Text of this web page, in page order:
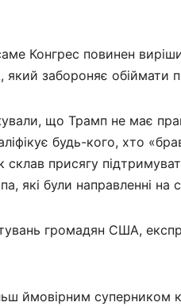
Конгрес повинен
який забороняє обіймати
що Трамп не має
будь-кого, хто
склав присягу
які були направленні на
громадян США,
ймовірним суперником